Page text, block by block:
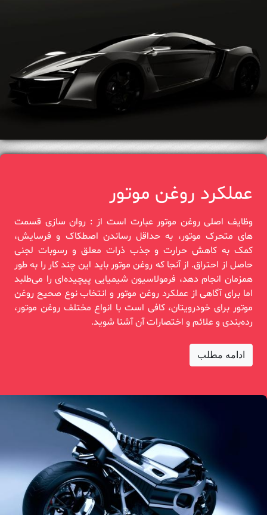
عملکرد روغن موتور
وظایف اصلی روغن موتور عبارت است از : روان سازی قسمت‌
های متحرک موتور، به حداقل رساندن اصطکاک و فرسایش،
کمک به کاهش حرارت و جذب ذرات معلق و رسوبات لجنی
حاصل از احتراق. از آنجا که روغن موتور باید این چند کار را به طور
همزمان انجام دهد، فرمولاسیون شیمیایی پیچیده‌ای را می‌طلبد
اما برای آگاهی از عملکرد روغن موتور و انتخاب نوع صحیح روغن
موتور برای خودرویتان، کافی است با انواع مختلف روغن موتور،
رده‌بندی و علائم و اختصارات آن آشنا شوید.
ادامه مطلب